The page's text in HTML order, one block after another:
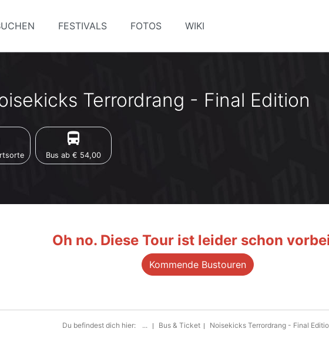
FESTIVALS FOTOS WIKI
Terrordrang - Final Edition
directions_bus
Bus ab € 54,00
Oh no. Diese Tour ist leider schon
Kommende Bustouren
Du befindest dich hier: ... Bus & Ticket Noisekicks Terrordrang - Final